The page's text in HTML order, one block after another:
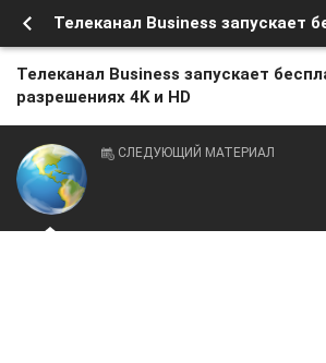
Телеканал Business запускает
разрешениях 4K и HD
СЛЕДУЮЩИЙ МАТЕРИАЛ